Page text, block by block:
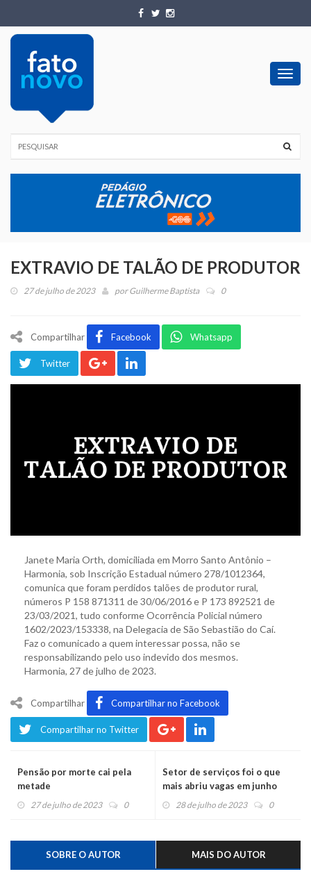
EXTRAVIO DE TALÃO DE PRODUTOR
27 de julho de 2023 porGuilherme Baptista 0
Compartilhar Facebook Whatsapp
Twitter
Janete Maria Orth, domiciliada em Morro Santo Antônio –
Harmonia, sob Inscrição Estadual número 278/1012364,
comunica que foram perdidos talões de produtor rural,
números P 158 871311 de 30/06/2016 e P 173 892521 de
23/03/2021, tudo conforme Ocorrência Policial número
1602/2023/153338, na Delegacia de São Sebastião do Caí.
Faz o comunicado a quem interessar possa, não se
responsabilizando pelo uso indevido dos mesmos.
Harmonia, 27 de julho de 2023.
Compartilhar Compartilhar no Facebook
Compartilhar no Twitter
Pensão por morte cai pela
metade
27 de julho de 2023 0
Setor de serviços foi o que
mais abriu vagas em junho
28 de julho de 2023 0
SOBRE O AUTOR MAIS DO AUTOR